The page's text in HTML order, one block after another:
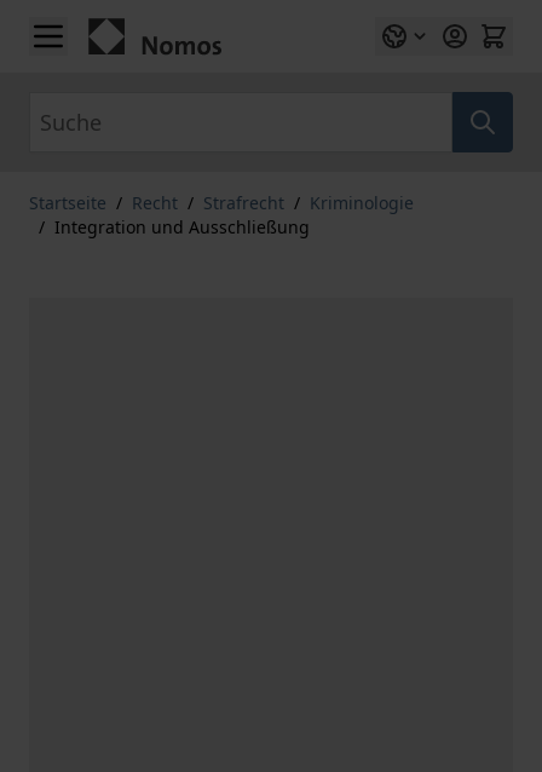
Zum Inhalt springen
Startseite / Recht / Strafrecht / Kriminologie
/ Integration und Ausschließung